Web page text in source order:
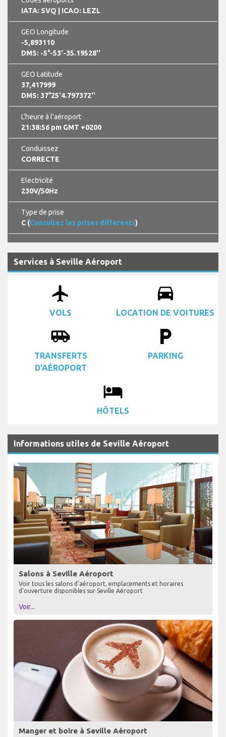
IATA: SVQ
| ICAO: LEZL
GEO Longitude
-5,893110
DMS: -5°-53'-35.19528''
GEO Latitude
37,417999
DMS: 37°25'4.797372''
L'heure à l'aéroport
21:38:57 pm GMT +0200
Conduissez
CORRECTE
Electricité
230V/50Hz
Type de prise
C (Consultez les prises differents)
Services à Seville Aéroport
airplanemode_active
VOLS
drive_eta
LOCATION DE VOITURES
airport_shuttle
TRANSFERTS
D'AÉROPORT
local_parking
PARKING
local_hotel
HÔTELS
Informations utiles de Seville Aéroport
Salons à Seville Aéroport
Voir tous les salons d'aéroport, emplacements et horaires
d'ouverture disponibles sur Seville Aéroport
Voir...
Manger et boire à Seville Aéroport